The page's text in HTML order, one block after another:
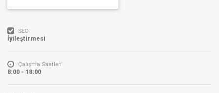
SEO
İyileştirmesi
Çalışma Saatleri
8:00 - 18:00